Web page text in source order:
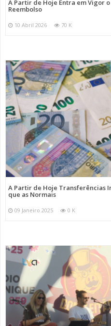
A Partir de Hoje Entra em Vigor
Reembolso
10 Abril 2026 70 K
A Partir de Hoje Transferências
que as Normais
09 Janeiro 2025 0 K